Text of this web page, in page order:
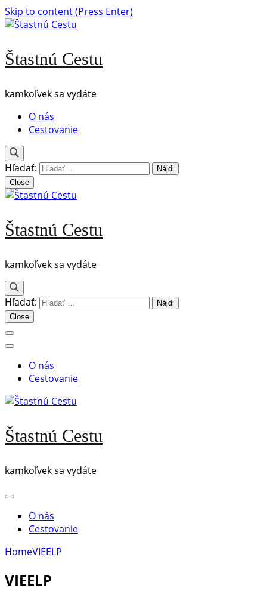
Skip to content (Press Enter)
Štastnú Cestu
kamkoľvek sa vydáte
O nás
Cestovanie
Hľadať:
Close
Štastnú Cestu
kamkoľvek sa vydáte
Hľadať:
Close
O nás
Cestovanie
Štastnú Cestu
kamkoľvek sa vydáte
O nás
Cestovanie
HomeVIEELP
VIEELP